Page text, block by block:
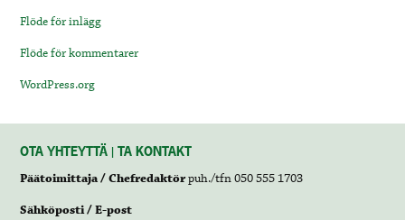
Flöde för inlägg
Flöde för kommentarer
WordPress.org
OTA YHTEYTTÄ | TA KONTAKT
Päätoimittaja / Chefredaktörpuh./tfn 050 555 1703
Sähköposti / E-post